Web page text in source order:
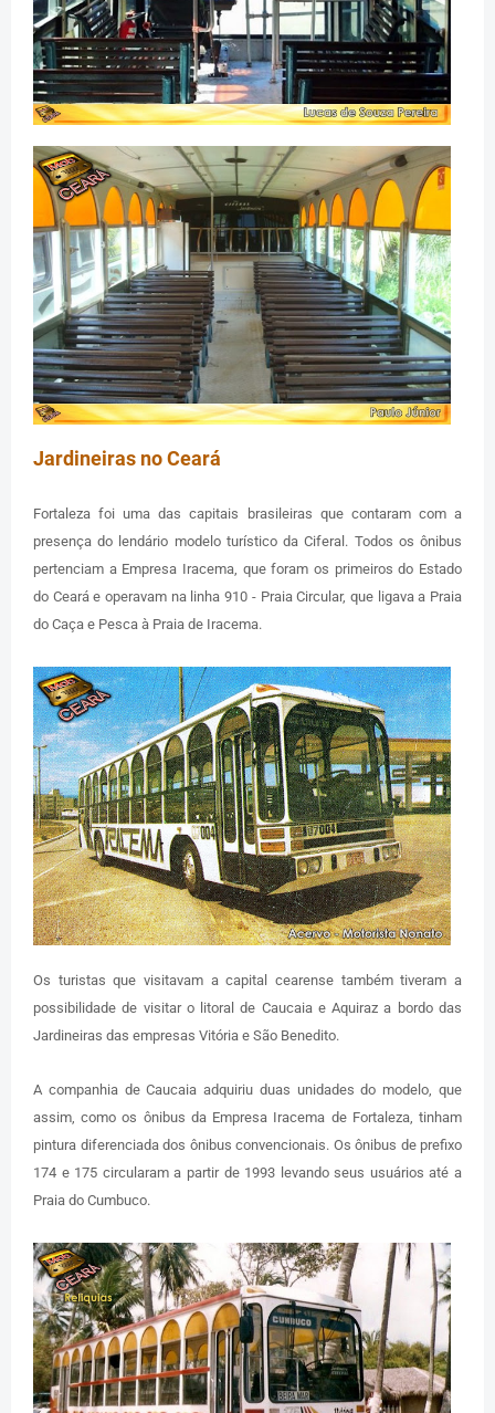
Jardineiras no Ceará
Fortaleza foi uma das capitais brasileiras que contaram com a
presença do lendário modelo turístico da Ciferal. Todos os ônibus
pertenciam a Empresa Iracema, que foram os primeiros do Estado
do Ceará e operavam na linha 910 - Praia Circular, que ligava a Praia
do Caça e Pesca à Praia de Iracema.
Os turistas que visitavam a capital cearense também tiveram a
possibilidade de visitar o litoral de Caucaia e Aquiraz a bordo das
Jardineiras das empresas Vitória e São Benedito.
A companhia de Caucaia adquiriu duas unidades do modelo, que
assim, como os ônibus da Empresa Iracema de Fortaleza, tinham
pintura diferenciada dos ônibus convencionais. Os ônibus de prefixo
174 e 175 circularam a partir de 1993 levando seus usuários até a
Praia do Cumbuco.